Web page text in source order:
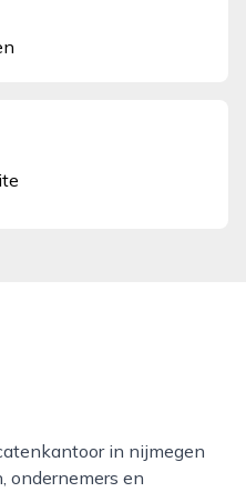
ondernemers en